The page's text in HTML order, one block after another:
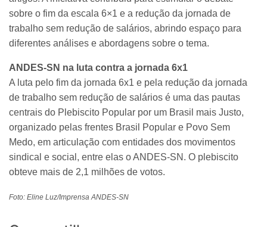
sobre o fim da escala 6×1 e a redução da jornada de
trabalho sem redução de salários, abrindo espaço para
diferentes análises e abordagens sobre o tema.
ANDES-SN na luta contra a jornada 6x1
A luta pelo fim da jornada 6x1 e pela redução da jornada
de trabalho sem redução de salários é uma das pautas
centrais do Plebiscito Popular por um Brasil mais Justo,
organizado pelas frentes Brasil Popular e Povo Sem
Medo, em articulação com entidades dos movimentos
sindical e social, entre elas o ANDES-SN. O plebiscito
obteve mais de 2,1 milhões de votos.
Foto: Eline Luz/Imprensa ANDES-SN